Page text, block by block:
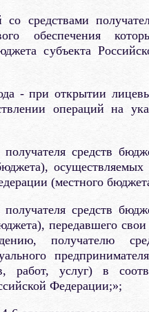
средствами
обеспечения
субъекта
- при открытии
операций на
средств
осуществляемых
(местного
средств
передавшего
получателю
работ, услуг) в
Федерации;»;